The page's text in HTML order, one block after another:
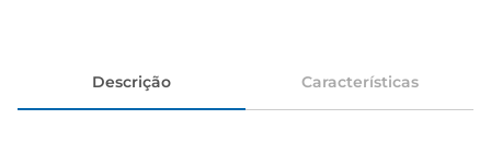
Descrição Características